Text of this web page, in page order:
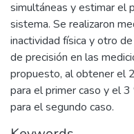
simultáneas y estimar el
sistema. Se realizaron
inactividad física y otro
de precisión en las
propuesto, al obtener el
para el primer caso y el
para el segundo caso.